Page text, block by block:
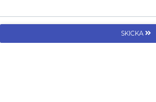
SKICKA